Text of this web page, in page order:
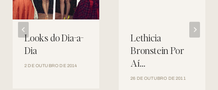
Looks do Dia-a-
Dia
2 DE OUTUBRO DE 2014
Lethicia
Bronstein Por
Aí…
26 DE OUTUBRO DE 2011